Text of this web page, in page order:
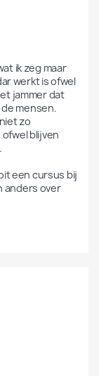
ik zeg maar
werkt is ofwel
jammer dat
mensen.
zo
blijven
een cursus bij
anders over